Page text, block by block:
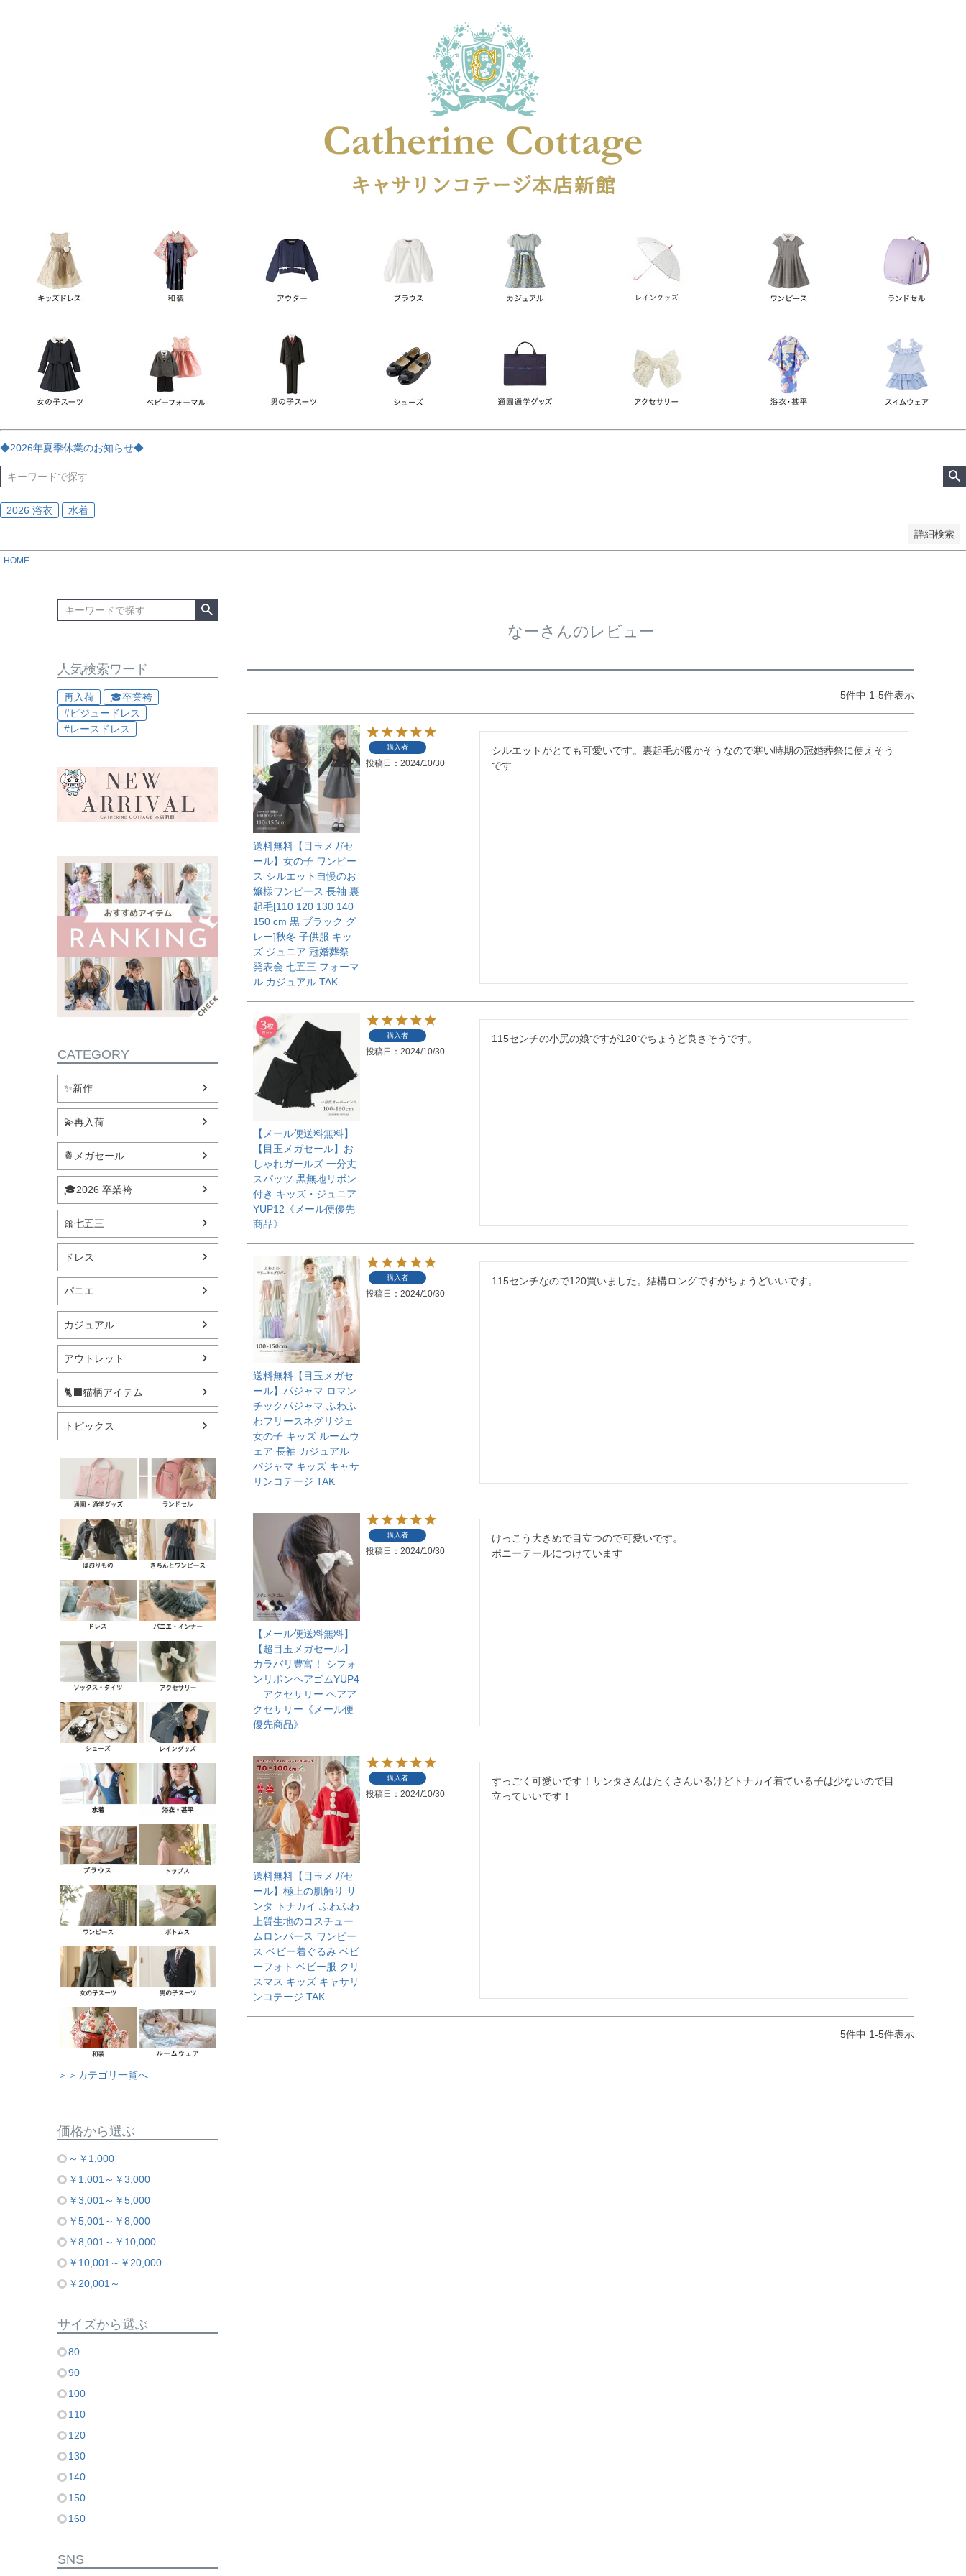
◆2026年夏季休業のお知らせ◆
2026 浴衣 水着
詳細検索
女の子スーツ
男の子スーツ
袖の長さ
ノースリーブ
長袖
サイズ
指定なし
90 95 130 160
165
170
ブラック
ゴールド
在庫なし商品
在庫なし商品を表示しない
商品番号
並び順
新着順
価格が安い順 価格が高い順 優先度順
レビュー順
キーワードヒット順
HOME
人気検索ワード
再入荷
🎓卒業袴
#ビジュードレス
#レースドレス
CATEGORY
✨新作
💫再入荷
🍍メガセール
🎓2026 卒業袴
🎀七五三
ドレス
パニエ
カジュアル
アウトレット
🐈‍⬛猫柄アイテム
トピックス
＞＞カテゴリ一覧へ
価格から選ぶ
～￥1,000
￥1,001～￥3,000
￥3,001～￥5,000
￥5,001～￥8,000
￥8,001～￥10,000
￥10,001～￥20,000
￥20,001～
サイズから選ぶ
80
90
100
110
120
130
140
150
160
SNS
なーさんのレビュー
5件中 1-5件表示
送料無料【目玉メガセ
ール】女の子 ワンピー
ス シルエット自慢のお
嬢様ワンピース 長袖 裏
起毛[110 120 130 140
150 cm 黒 ブラック グ
レー]秋冬 子供服 キッ
ズ ジュニア 冠婚葬祭
発表会 七五三 フォーマ
ル カジュアル TAK
購入者
投稿日 2024/10/30
シルエットがとても可愛いです。裏起毛が暖かそうなので寒い時期の冠婚葬祭に使えそう
です
【メール便送料無料】
【目玉メガセール】お
しゃれガールズ 一分丈
スパッツ 黒無地リボン
付き キッズ・ジュニア
YUP12《メール便優先
商品》
購入者
投稿日 2024/10/30
115センチの小尻の娘ですが120でちょうど良さそうです。
送料無料【目玉メガセ
ール】パジャマ ロマン
チックパジャマ ふわふ
わフリースネグリジェ
女の子 キッズ ルームウ
ェア 長袖 カジュアル
パジャマ キッズ キャサ
リンコテージ TAK
購入者
投稿日 2024/10/30
115センチなので120買いました。結構ロングですがちょうどいいです。
【メール便送料無料】
【超目玉メガセール】
カラバリ豊富！ シフォ
ンリボンヘアゴムYUP4
アクセサリー ヘアア
クセサリー《メール便
優先商品》
購入者
投稿日 2024/10/30
けっこう大きめで目立つので可愛いです。
ポニーテールにつけています
送料無料【目玉メガセ
ール】極上の肌触り サ
ンタ トナカイ ふわふわ
上質生地のコスチュー
ムロンパース ワンピー
ス ベビー着ぐるみ ベビ
ーフォト ベビー服 クリ
スマス キッズ キャサリ
ンコテージ TAK
購入者
投稿日 2024/10/30
すっごく可愛いです！サンタさんはたくさんいるけどトナカイ着ている子は少ないので目
立っていいです！
5件中 1-5件表示